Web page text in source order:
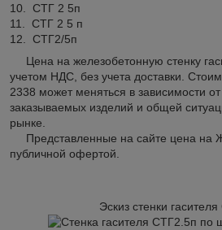
10. СТГ 2 5п
11. СТГ 2 5 п
12. СТГ2/5п
Цена на железобетонную стенку
учетом НДС, без учета доставки.
2338 может меняться в зависимости от
заказываемых изделий и общей
рынке.
Представленные на сайте цена на
публичной офертой.
Эскиз стенки